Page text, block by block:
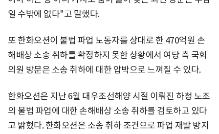
일 수밖에 없다"고 말했다.
또 한화오션이 불법 파업 노동자를 상대로 한 470억원 손
해배상 소송 취하를 확정하지 못한 상황에서 여당 측 국회
의원 방문은 소송 취하에 대한 압박으로 느껴질 수 있다.
한화오션은 지난 6월 대우조선해양 시절 이뤄진 하청 노조
의 불법 파업에 대한 손해배상 소송 취하를 검토하고 있다
고 밝혔다. 한화오션은 소송 취하 조건으로 파업 재발 방지